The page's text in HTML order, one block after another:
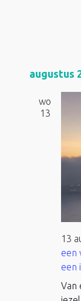
augustus
wo
13
Van
13
een
een